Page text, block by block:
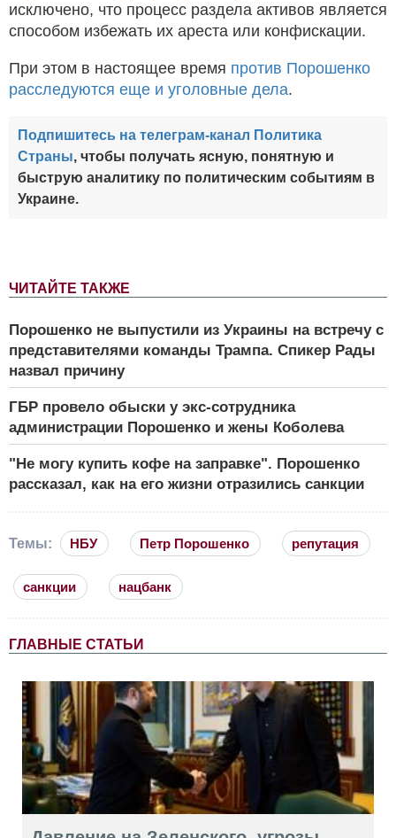
ЧИТАЙТЕ ТАКЖЕ
Порошенко не выпустили из Украины на встречу с
представителями команды Трампа. Спикер Рады
назвал причину
ГБР провело обыски у экс-сотрудника
администрации Порошенко и жены Коболева
"Не могу купить кофе на заправке". Порошенко
рассказал, как на его жизни отразились санкции
исключено, что процесс раздела активов является
способом избежать их ареста или конфискации.
При этом в настоящее время против Порошенко
расследуются еще и уголовные дела.
Подпишитесь на телеграм-канал Политика
Страны, чтобы получать ясную, понятную и
быструю аналитику по политическим событиям в
Украине.
Темы: НБУ Петр Порошенко репутация
санкции нацбанк
ГЛАВНЫЕ СТАТЬИ